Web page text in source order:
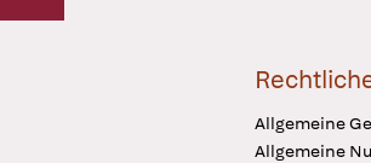
Allgemeine
Allgemeine